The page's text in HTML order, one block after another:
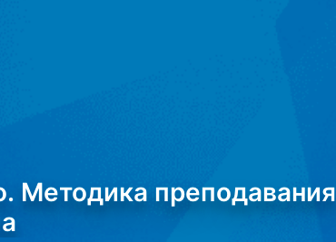
Методика преподавания